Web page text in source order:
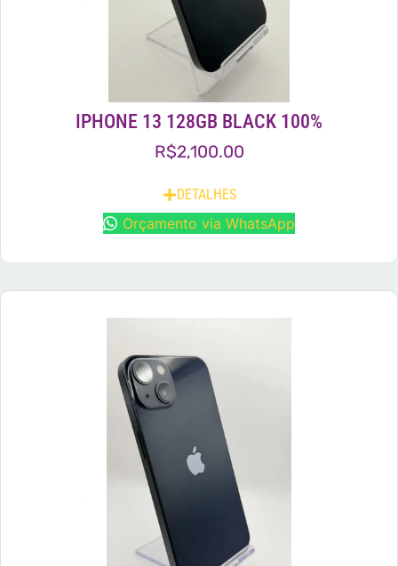
IPHONE 13 128GB BLACK 100%
R$2,100.00
DETALHES
Orçamento via WhatsApp